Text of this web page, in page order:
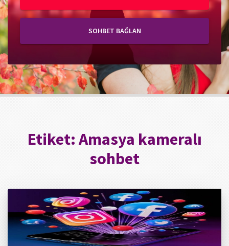
SOHBET BAĞLAN
Etiket: Amasya kameralı
sohbet